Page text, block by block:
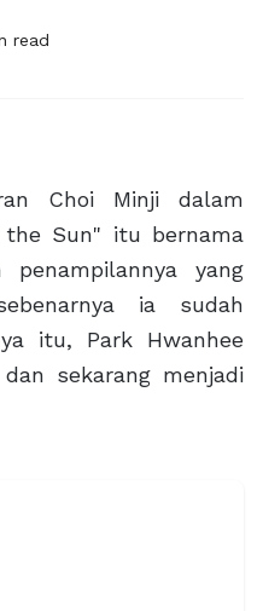
read
Choi Minji dalam
Sun" itu bernama
penampilannya yang
ia sudah
itu, Park Hwanhee
sekarang menjadi